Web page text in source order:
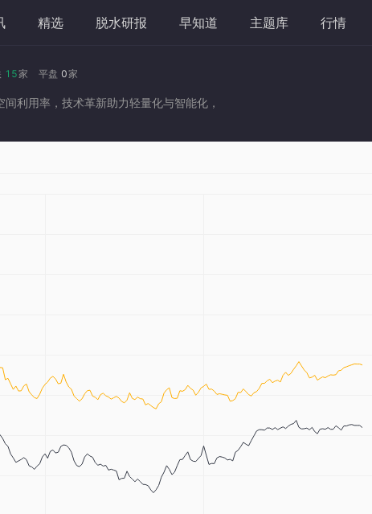
精选 脱水研报 早知道 主题库 行情
15家 平盘 0家
利用率，技术革新助力轻量化与智能化，